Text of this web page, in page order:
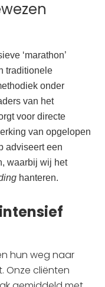
‘marathon’
traditionele
onder
van het
voor directe
van opgelopen
adviseert een
waarbij wij het
hanteren.
hun weg naar
Onze cliënten